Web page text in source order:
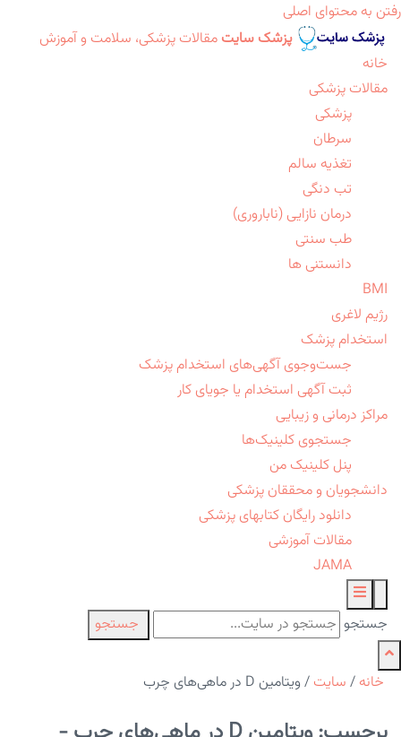
رفتن به محتوای اصلی
پزشک سایت مقالات پزشکی، سلامت و آموزش
خانه
مقالات پزشکی
پزشکی
سرطان
تغذیه سالم
تب دنگی
درمان نازایی (ناباروری)
طب سنتی
دانستنی ها
BMI
رژیم لاغری
استخدام پزشک
جست‌وجوی آگهی‌های استخدام پزشک
ثبت آگهی استخدام یا جویای کار
مراکز درمانی و زیبایی
جستجوی کلینیک‌ها
پنل کلینیک من
دانشجویان و محققان پزشکی
دانلود رایگان کتابهای پزشکی
مقالات آموزشی
JAMA
جستجو جستجو
خانه / سایت / ویتامین D در ماهی‌های چرب